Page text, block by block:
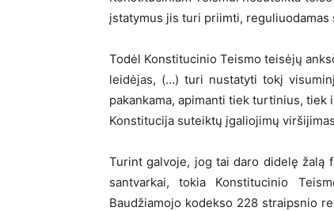
įstatymus jis turi priimti,
Todėl Konstitucinio Teismo teisėjų
leidėjas, (…) turi nustatyti tokį
pakankama, apimanti tiek turtinius, tiek
Konstitucija suteiktų įgaliojimų
Turint galvoje, jog tai daro didelę žalą
santvarkai, tokia Konstitucinio
Baudžiamojo kodekso 228 straipsnio